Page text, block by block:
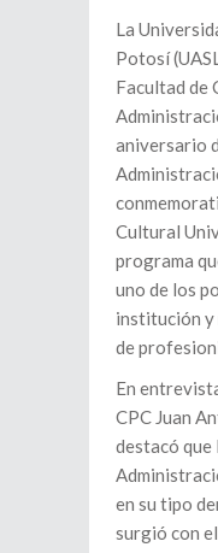
La
Potosí
Facultad de
aniversario
Cultural
programa
uno de los
institución y
de
En
CPC Juan
destacó que
en su tipo
surgió con